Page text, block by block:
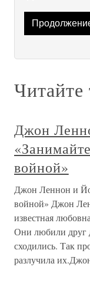
Читайте
Джон
войной»
Джон Леннон и
войной» Джон
известная
Они любили друг
сходились. Так
разлучила